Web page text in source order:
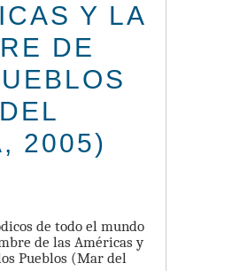
Y LA
DE
2005)
de todo el mundo
de las Américas y
Pueblos (Mar del